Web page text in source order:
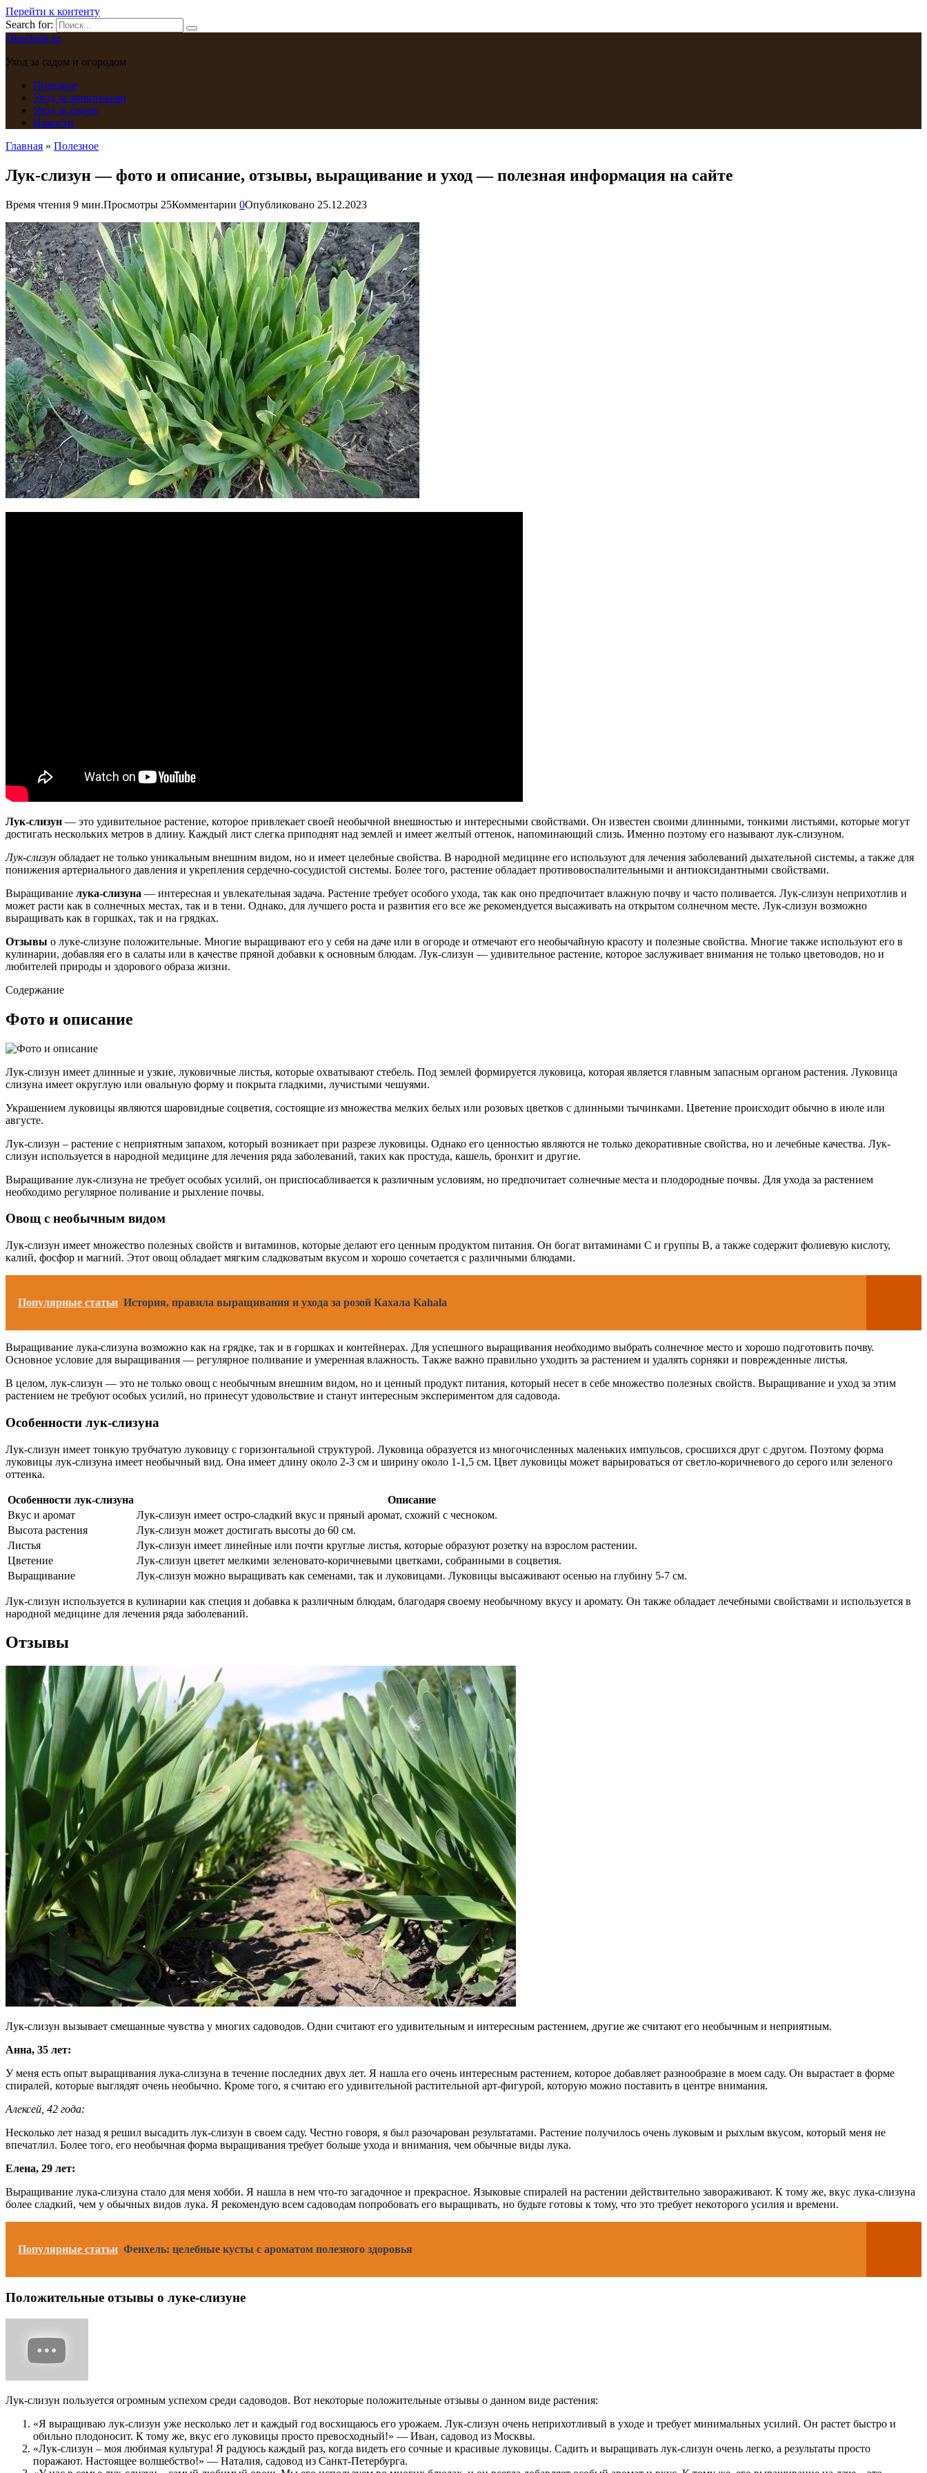
Перейти к контенту
Search for:
Okuchnik.ru
Уход за садом и огородом
Полезное
Уход за животными
Уход за садом
Новости
Главная » Полезное
Лук-слизун — фото и описание, отзывы, выращивание и уход — полезная информация на сайте
Время чтения 9 мин.Просмотры 25Комментарии 0Опубликовано 25.12.2023
Лук-слизун — это удивительное растение, которое привлекает своей необычной внешностью и интересными свойствами. Он известен своими длинными, тонкими листьями, которые могут
достигать нескольких метров в длину. Каждый лист слегка приподнят над землей и имеет желтый оттенок, напоминающий слизь. Именно поэтому его называют лук-слизуном.
Лук-слизун обладает не только уникальным внешним видом, но и имеет целебные свойства. В народной медицине его используют для лечения заболеваний дыхательной системы, а также для
понижения артериального давления и укрепления сердечно-сосудистой системы. Более того, растение обладает противовоспалительными и антиоксидантными свойствами.
Выращивание лука-слизуна — интересная и увлекательная задача. Растение требует особого ухода, так как оно предпочитает влажную почву и часто поливается. Лук-слизун неприхотлив и
может расти как в солнечных местах, так и в тени. Однако, для лучшего роста и развития его все же рекомендуется высаживать на открытом солнечном месте. Лук-слизун возможно
выращивать как в горшках, так и на грядках.
Отзывы о луке-слизуне положительные. Многие выращивают его у себя на даче или в огороде и отмечают его необычайную красоту и полезные свойства. Многие также используют его в
кулинарии, добавляя его в салаты или в качестве пряной добавки к основным блюдам. Лук-слизун — удивительное растение, которое заслуживает внимания не только цветоводов, но и
любителей природы и здорового образа жизни.
Содержание
Фото и описание
Лук-слизун имеет длинные и узкие, луковичные листья, которые охватывают стебель. Под землей формируется луковица, которая является главным запасным органом растения. Луковица
слизуна имеет округлую или овальную форму и покрыта гладкими, лучистыми чешуями.
Украшением луковицы являются шаровидные соцветия, состоящие из множества мелких белых или розовых цветков с длинными тычинками. Цветение происходит обычно в июле или
августе.
Лук-слизун – растение с неприятным запахом, который возникает при разрезе луковицы. Однако его ценностью являются не только декоративные свойства, но и лечебные качества. Лук-
слизун используется в народной медицине для лечения ряда заболеваний, таких как простуда, кашель, бронхит и другие.
Выращивание лук-слизуна не требует особых усилий, он приспосабливается к различным условиям, но предпочитает солнечные места и плодородные почвы. Для ухода за растением
необходимо регулярное поливание и рыхление почвы.
Овощ с необычным видом
Лук-слизун имеет множество полезных свойств и витаминов, которые делают его ценным продуктом питания. Он богат витаминами С и группы В, а также содержит фолиевую кислоту,
калий, фосфор и магний. Этот овощ обладает мягким сладковатым вкусом и хорошо сочетается с различными блюдами.
Популярные статьи История, правила выращивания и ухода за розой Кахала Kahala
Выращивание лука-слизуна возможно как на грядке, так и в горшках и контейнерах. Для успешного выращивания необходимо выбрать солнечное место и хорошо подготовить почву.
Основное условие для выращивания — регулярное поливание и умеренная влажность. Также важно правильно уходить за растением и удалять сорняки и поврежденные листья.
В целом, лук-слизун — это не только овощ с необычным внешним видом, но и ценный продукт питания, который несет в себе множество полезных свойств. Выращивание и уход за этим
растением не требуют особых усилий, но принесут удовольствие и станут интересным экспериментом для садовода.
Особенности лук-слизуна
Лук-слизун имеет тонкую трубчатую луковицу с горизонтальной структурой. Луковица образуется из многочисленных маленьких импульсов, сросшихся друг с другом. Поэтому форма
луковицы лук-слизуна имеет необычный вид. Она имеет длину около 2-3 см и ширину около 1-1,5 см. Цвет луковицы может варьироваться от светло-коричневого до серого или зеленого
оттенка.
Особенности лук-слизуна
Описание
Вкус и аромат
Лук-слизун имеет остро-сладкий вкус и пряный аромат, схожий с чесноком.
Высота растения
Лук-слизун может достигать высоты до 60 см.
Листья
Лук-слизун имеет линейные или почти круглые листья, которые образуют розетку на взрослом растении.
Цветение
Лук-слизун цветет мелкими зеленовато-коричневыми цветками, собранными в соцветия.
Выращивание
Лук-слизун можно выращивать как семенами, так и луковицами. Луковицы высаживают осенью на глубину 5-7 см.
Лук-слизун используется в кулинарии как специя и добавка к различным блюдам, благодаря своему необычному вкусу и аромату. Он также обладает лечебными свойствами и используется в
народной медицине для лечения ряда заболеваний.
Отзывы
Лук-слизун вызывает смешанные чувства у многих садоводов. Одни считают его удивительным и интересным растением, другие же считают его необычным и неприятным.
Анна, 35 лет:
У меня есть опыт выращивания лука-слизуна в течение последних двух лет. Я нашла его очень интересным растением, которое добавляет разнообразие в моем саду. Он вырастает в форме
спиралей, которые выглядят очень необычно. Кроме того, я считаю его удивительной растительной арт-фигурой, которую можно поставить в центре внимания.
Алексей, 42 года:
Несколько лет назад я решил высадить лук-слизун в своем саду. Честно говоря, я был разочарован результатами. Растение получилось очень луковым и рыхлым вкусом, который меня не
впечатлил. Более того, его необычная форма выращивания требует больше ухода и внимания, чем обычные виды лука.
Елена, 29 лет:
Выращивание лука-слизуна стало для меня хобби. Я нашла в нем что-то загадочное и прекрасное. Языковые спиралей на растении действительно завораживают. К тому же, вкус лука-слизуна
более сладкий, чем у обычных видов лука. Я рекомендую всем садоводам попробовать его выращивать, но будьте готовы к тому, что это требует некоторого усилия и времени.
Популярные статьи Фенхель: целебные кусты с ароматом полезного здоровья
Положительные отзывы о луке-слизуне
Лук-слизун пользуется огромным успехом среди садоводов. Вот некоторые положительные отзывы о данном виде растения:
«Я выращиваю лук-слизун уже несколько лет и каждый год восхищаюсь его урожаем. Лук-слизун очень неприхотливый в уходе и требует минимальных усилий. Он растет быстро и
обильно плодоносит. К тому же, вкус его луковицы просто превосходный!» — Иван, садовод из Москвы.
«Лук-слизун – моя любимая культура! Я радуюсь каждый раз, когда видеть его сочные и красивые луковицы. Садить и выращивать лук-слизун очень легко, а результаты просто
поражают. Настоящее волшебство!» — Наталия, садовод из Санкт-Петербурга.